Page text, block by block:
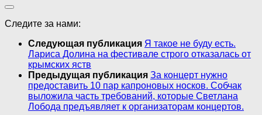
Следите за нами:
Следующая публикация Я такое не буду есть.
Лариса Долина на фестивале строго отказалась от
крымских яств
Предыдущая публикация За концерт нужно
предоставить 10 пар капроновых носков. Собчак
выложила часть требований, которые Светлана
Лобода предъявляет к организаторам концертов.